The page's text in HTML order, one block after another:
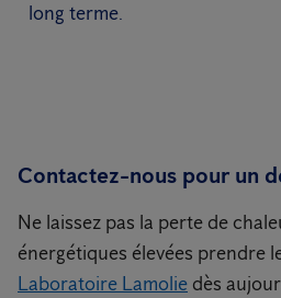
long terme.
Contactez-nous pour un
Ne laissez pas la perte de
énergétiques élevées prendre
Laboratoire Lamolie dès